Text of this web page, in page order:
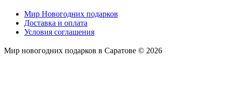
Мир Новогодних подарков
Доставка и оплата
Условия соглашения
Мир новогодних подарков в Саратове © 2026